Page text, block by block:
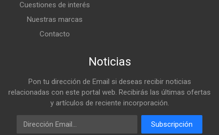
Cuestiones de interés
Nuestras marcas
Contacto
Noticias
Pon tu dirección de Email si deseas recibir noticias
relacionadas con este portal web. Recibirás las últimas ofertas
y artículos de reciente incorporación.
Email
Subscripción